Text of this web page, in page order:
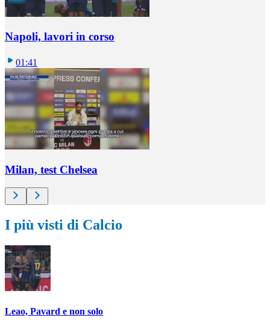
Napoli, lavori in corso
01:41
Milan, test Chelsea
I più visti di Calcio
Leao, Pavard e non solo